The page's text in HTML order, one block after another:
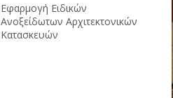
Εφαρμογή Ειδικών
Ανοξείδωτων Αρχιτεκτονικών
Κατασκευών